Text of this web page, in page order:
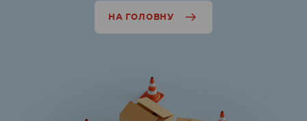
НА ГОЛОВНУ